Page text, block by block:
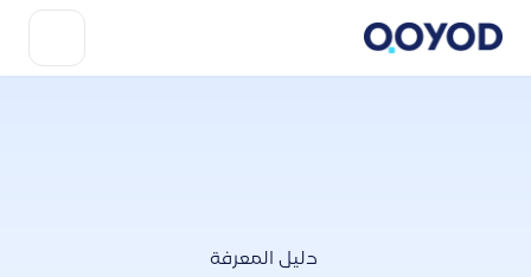
دليل المعرفة